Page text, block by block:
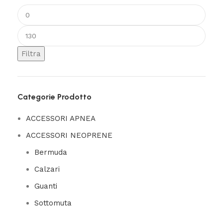
Filtra
Categorie Prodotto
ACCESSORI APNEA
ACCESSORI NEOPRENE
Bermuda
Calzari
Guanti
Sottomuta